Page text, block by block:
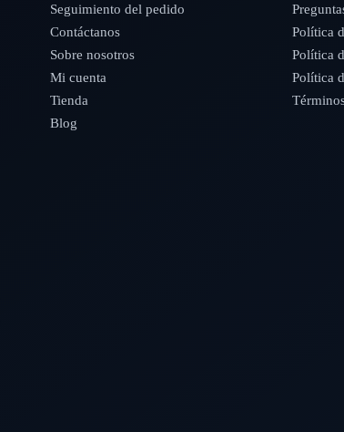
Seguimiento del pedido
Contáctanos
Sobre nosotros
Mi cuenta
Tienda
Blog
Política
Política
Política